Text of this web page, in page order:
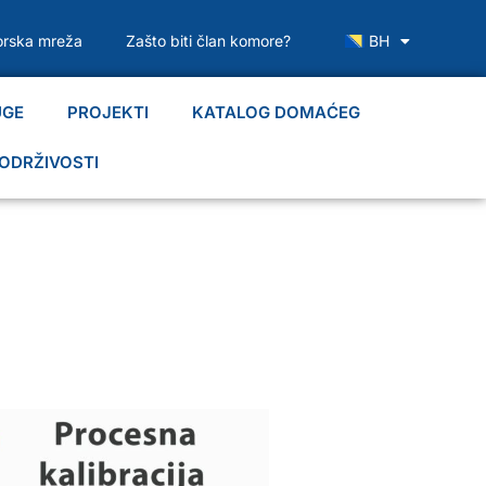
mreža Zašto biti član komore? BH
PROJEKTI KATALOG DOMAĆEG